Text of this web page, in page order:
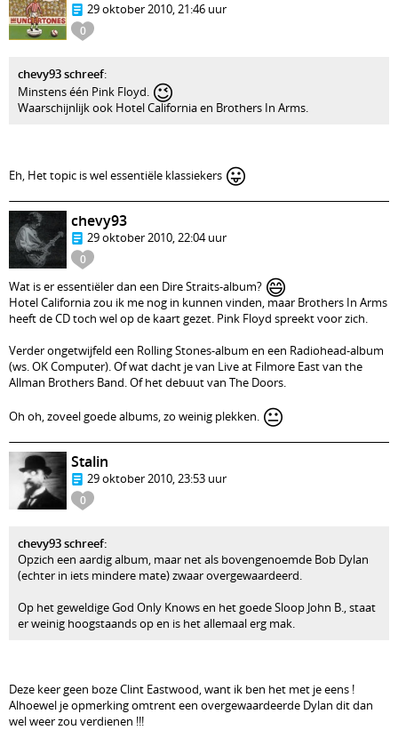
0
29 oktober 2010, 21:46 uur
chevy93 schreef:
Minstens één Pink Floyd. 😉
Waarschijnlijk ook Hotel California en Brothers In Arms.
Eh, Het topic is wel essentiële klassiekers 😛
0
chevy93
29 oktober 2010, 22:04 uur
Wat is er essentiëler dan een Dire Straits-album? 😄
Hotel California zou ik me nog in kunnen vinden, maar Brothers In Arms
heeft de CD toch wel op de kaart gezet. Pink Floyd spreekt voor zich.
Verder ongetwijfeld een Rolling Stones-album en een Radiohead-album
(ws. OK Computer). Of wat dacht je van Live at Filmore East van the
Allman Brothers Band. Of het debuut van The Doors.
Oh oh, zoveel goede albums, zo weinig plekken. 😐
0
Stalin
29 oktober 2010, 23:53 uur
chevy93 schreef:
Opzich een aardig album, maar net als bovengenoemde Bob Dylan
(echter in iets mindere mate) zwaar overgewaardeerd.
Op het geweldige God Only Knows en het goede Sloop John B., staat
er weinig hoogstaands op en is het allemaal erg mak.
Deze keer geen boze Clint Eastwood, want ik ben het met je eens !
Alhoewel je opmerking omtrent een overgewaardeerde Dylan dit dan
wel weer zou verdienen !!!